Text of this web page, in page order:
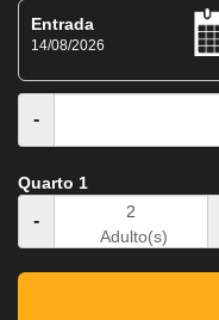
Entrada
14/08/2026
-
Quarto 1
-
Adulto(s)